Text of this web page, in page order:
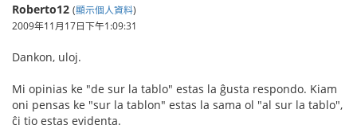
Roberto12 (顯示個人資料)
2009年11月17日下午1:09:31
Dankon, uloj.
Mi opinias ke "de sur la tablo" estas la ĝusta respondo. Kiam
oni pensas ke "sur la tablon" estas la sama ol "al sur la tablo",
ĉi tio estas evidenta.